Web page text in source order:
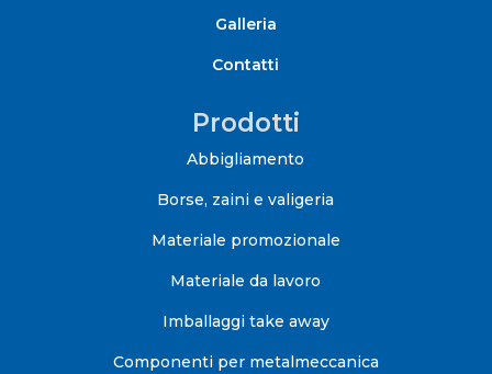
Galleria
Contatti
Prodotti
Abbigliamento
Borse, zaini e valigeria
Materiale promozionale
Materiale da lavoro
Imballaggi take away
Componenti per metalmeccanica